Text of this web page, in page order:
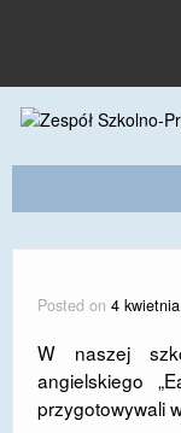
DLA
Posted on 4
W naszej
angielskiego
przygotowywali